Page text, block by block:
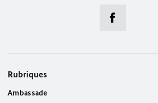
Rubriques
Ambassade